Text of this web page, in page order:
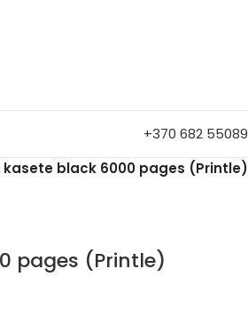
+370 682 55089
kasete black 6000 pages (Printle)
pages (Printle)